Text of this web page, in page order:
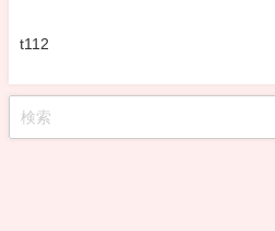
t112